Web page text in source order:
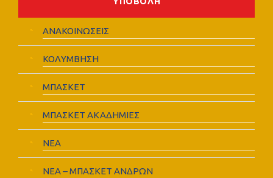
ΑΝΑΚΟΙΝΩΣΕΙΣ
ΚΟΛΥΜΒΗΣΗ
ΜΠΑΣΚΕΤ
ΜΠΑΣΚΕΤ ΑΚΑΔΗΜΙΕΣ
ΝΕΑ
ΝΕΑ – ΜΠΑΣΚΕΤ ΑΝΔΡΩΝ